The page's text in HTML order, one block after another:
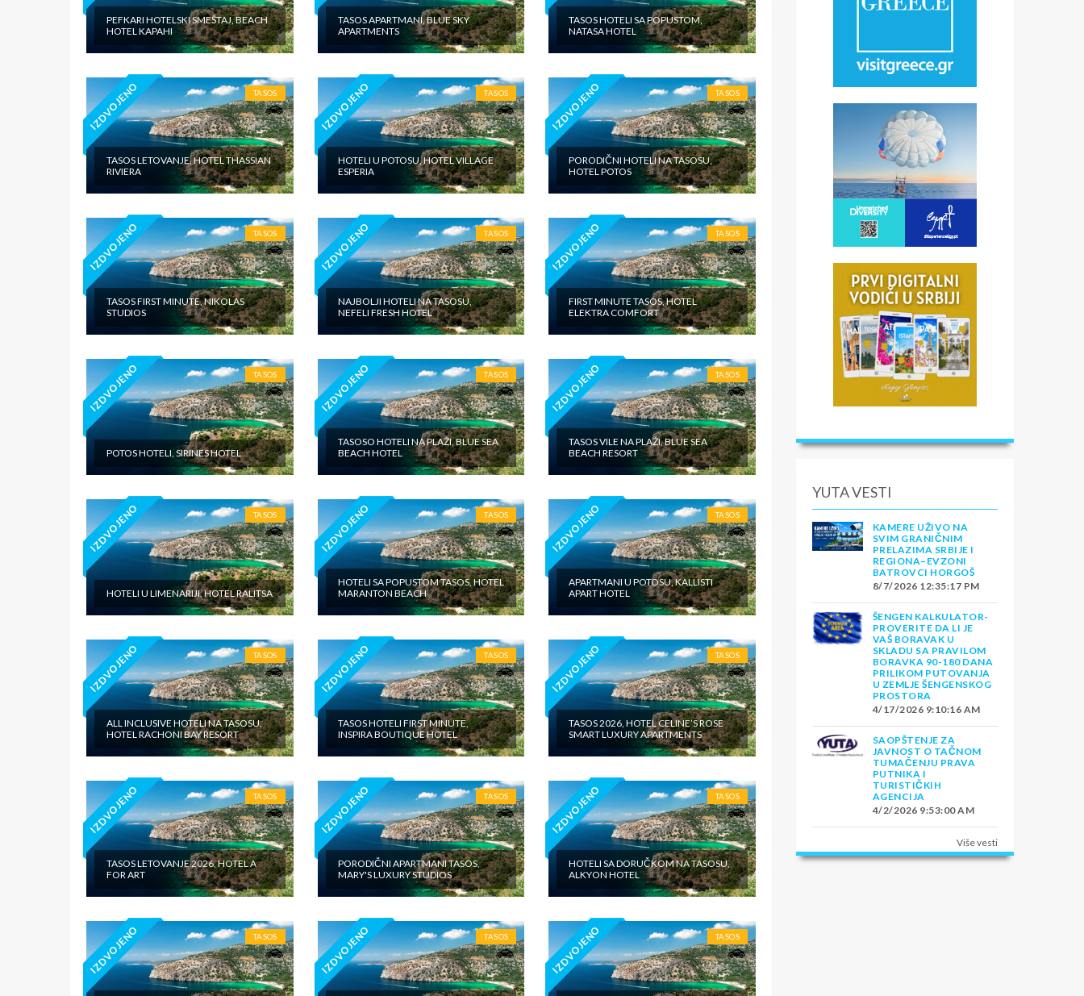
PEFKARI HOTELSKI SMEŠTAJ, BEACH
HOTEL KAPAHI
TASOS APARTMANI, BLUE SKY
APARTMENTS
TASOS HOTELI SA POPUSTOM,
NATASA HOTEL
IZDVOJENO TASOS
TASOS LETOVANJE, HOTEL THASSIAN
RIVIERA
IZDVOJENO TASOS
HOTELI U POTOSU, HOTEL VILLAGE
ESPERIA
IZDVOJENO TASOS
PORODIČNI HOTELI NA TASOSU,
HOTEL POTOS
IZDVOJENO TASOS
TASOS FIRST MINUTE, NIKOLAS
STUDIOS
IZDVOJENO TASOS
NAJBOLJI HOTELI NA TASOSU,
NEFELI FRESH HOTEL
IZDVOJENO TASOS
FIRST MINUTE TASOS, HOTEL
ELEKTRA COMFORT
IZDVOJENO TASOS
POTOS HOTELI, SIRINES HOTEL
IZDVOJENO TASOS
TASOSO HOTELI NA PLAŽI, BLUE SEA
BEACH HOTEL
IZDVOJENO TASOS
TASOS VILE NA PLAŽI, BLUE SEA
BEACH RESORT
IZDVOJENO TASOS
HOTELI U LIMENARIJI, HOTEL RALITSA
IZDVOJENO TASOS
HOTELI SA POPUSTOM TASOS, HOTEL
MARANTON BEACH
IZDVOJENO TASOS
APARTMANI U POTOSU, KALLISTI
APART HOTEL
IZDVOJENO TASOS
ALL INCLUSIVE HOTELI NA TASOSU,
HOTEL RACHONI BAY RESORT
IZDVOJENO TASOS
TASOS HOTELI FIRST MINUTE,
INSPIRA BOUTIQUE HOTEL
IZDVOJENO TASOS
TASOS 2026, HOTEL CELINE’S ROSE
SMART LUXURY APARTMENTS
IZDVOJENO TASOS
TASOS LETOVANJE 2026, HOTEL A
FOR ART
IZDVOJENO TASOS
PORODIČNI APARTMANI TASOS,
MARY'S LUXURY STUDIOS
IZDVOJENO TASOS
HOTELI SA DORUČKOM NA TASOSU,
ALKYON HOTEL
IZDVOJENO TASOS IZDVOJENO TASOS IZDVOJENO TASOS
YUTA VESTI
KAMERE UŽIVO NA
SVIM GRANIČNIM
PRELAZIMA SRBIJE I
REGIONA–EVZONI
BATROVCI HORGOŠ
8/7/2026 12:35:17 PM
ŠENGEN KALKULATOR-
PROVERITE DA LI JE
VAŠ BORAVAK U
SKLADU SA PRAVILOM
BORAVKA 90-180 DANA
PRILIKOM PUTOVANJA
U ZEMLJE ŠENGENSKOG
PROSTORA
4/17/2026 9:10:16 AM
SAOPŠTENJE ZA
JAVNOST O TAČNOM
TUMAČENJU PRAVA
PUTNIKA I
TURISTIČKIH
AGENCIJA
4/2/2026 9:53:00 AM
Više vesti